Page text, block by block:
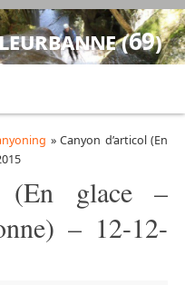
(69)
» Canyon d’articol (En
(En glace –
– 12-12-